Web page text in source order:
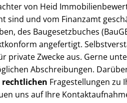
von Heid
sind und vom Finanzamt
des Baugesetzbuches
angefertigt.
private Zwecke aus. Gerne
Abschreibungen.
rechtlichen Fragestellungen zu
uns auf Ihre